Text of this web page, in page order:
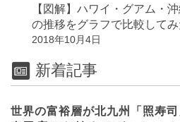
【図解】ハワイ・グアム・
の推移をグラフで比較して
2018年10月4日
新着記事
世界の富裕層が北九州「照寿